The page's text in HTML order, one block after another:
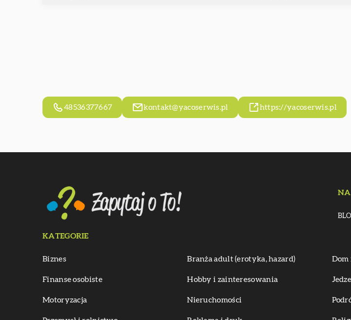
48536377667 kontakt@yacoserwis.pl https://yacoserwis.pl
KATEGORIE
Biznes Branża adult (erotyka, hazard) Dom
Finanse osobiste Hobby i zainteresowania
Motoryzacja Nieruchomości